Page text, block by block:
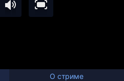
О стриме